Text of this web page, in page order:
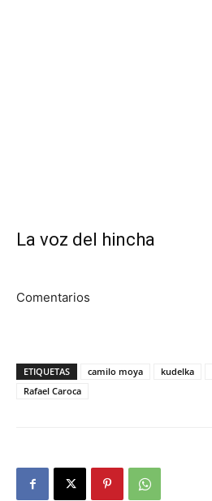
La voz del hincha
Comentarios
ETIQUETAS camilo moya kudelka
Rafael Caroca